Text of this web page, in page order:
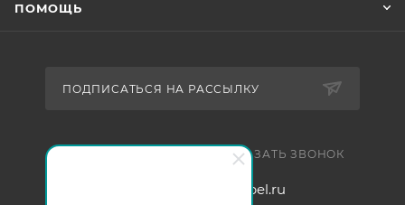
ПОМОЩЬ
ПОДПИСАТЬСЯ НА РАССЫЛКУ
ЗАКАЗАТЬ ЗВОНОК
zakaz@005mebel.ru